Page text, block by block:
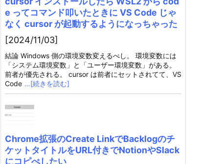
e ってコマンド叩いたときに VS Code じゃ
なく cursor が起動するようになっちゃった
[2024/11/03]
結論 Windows 側の環境変数変えるべし。 環境変数には
「システム環境変数」と「ユーザー環境変数」がある。
前者が優先される。 cursor は前者にセットされてて、VS
Code …[続きを読む]
Chrome拡張のCreate LinkでBacklogのチ
ケットタイトルをURL付きでNotionやSlack
にコピぺしたい